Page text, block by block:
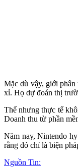
Mặc dù vậy, giới
xỉ. Họ dự đoán thị
Thế nhưng thực tế
Doanh thu từ phần
Năm nay, Nintendo
rằng đó chỉ là biện
Nguồn Tin: